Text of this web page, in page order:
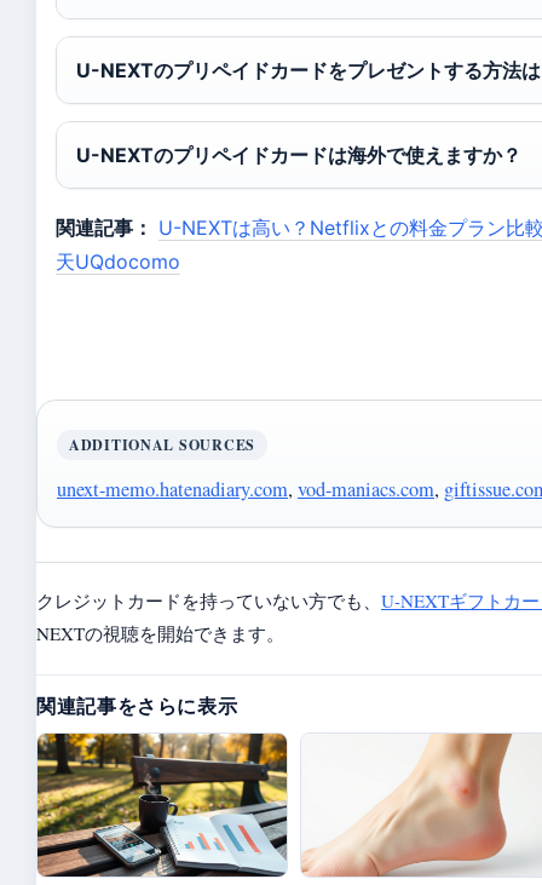
U-NEXTのプリペイドカードをプレゼントする方法
U-NEXTのプリペイドカードは海外で使えますか？
関連記事： U-NEXTは高い？Netflixとの料金プラン比
天UQdocomo
ADDITIONAL SOURCES
unext-memo.hatenadiary.com, vod-maniacs.com,
クレジットカードを持っていない方でも、 U-NEXTギフトカ
NEXTの視聴を開始できます。
関連記事をさらに表示